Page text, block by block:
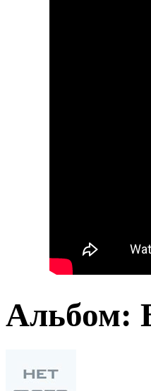
Альбом: